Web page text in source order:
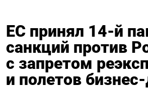
ЕС принял 14-й
санкций против
с запретом
и полетов